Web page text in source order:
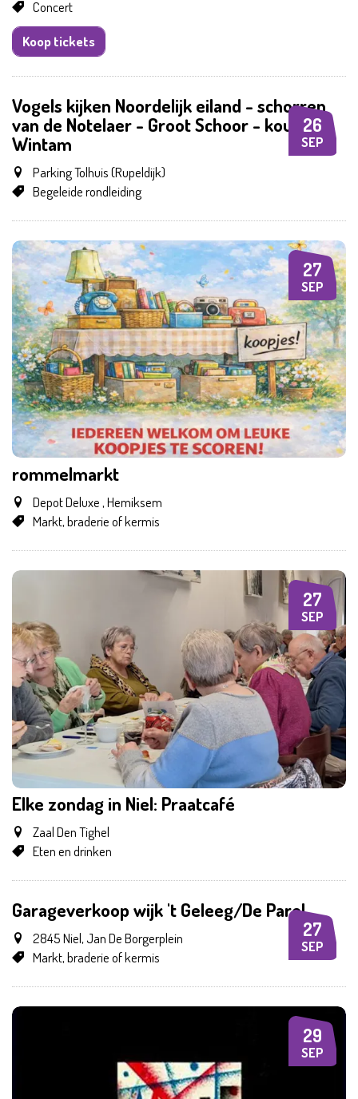
Concert
Koop tickets
ZA26
SEP
Vogels kijken Noordelijk eiland - schorren
van de Notelaer - Groot Schoor - kouter
Wintam
Parking Tolhuis (Rupeldijk)
Begeleide rondleiding
ZO27
SEP
rommelmarkt
Depot Deluxe , Hemiksem
Markt, braderie of kermis
ZO27
SEP
Elke zondag in Niel: Praatcafé
Zaal Den Tighel
Eten en drinken
ZO27
SEP
Garageverkoop wijk 't Geleeg/De Parel
2845 Niel, Jan De Borgerplein
Markt, braderie of kermis
29
SEP